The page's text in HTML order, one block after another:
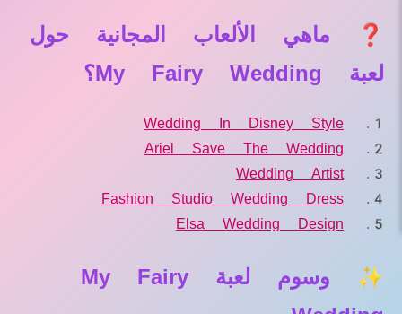
❓ ماهي الألعاب المجانية حول
لعبة My Fairy Wedding؟
Wedding In Disney Style
Ariel Save The Wedding
Wedding Artist
Fashion Studio Wedding Dress
Elsa Wedding Design
✨ وسوم لعبة My Fairy